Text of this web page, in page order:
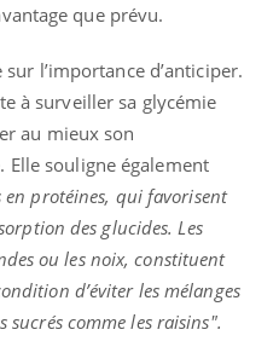
que prévu.
l’importance d’anticiper.
à surveiller sa glycémie
au mieux son
souligne également
en protéines, qui favorisent
des glucides. Les
ou les noix, constituent
d’éviter les mélanges
sucrés comme les raisins".